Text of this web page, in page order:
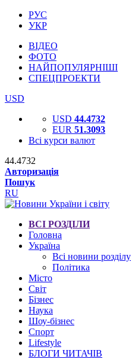
РУС
УКР
ВІДЕО
ФОТО
НАЙПОПУЛЯРНІШІ
СПЕЦПРОЕКТИ
USD
USD 44.4732
EUR 51.3093
Всі курси валют
44.4732
Авторизація
Пошук
RU
ВСІ РОЗДІЛИ
Головна
Україна
Всі новини розділу
Політика
Місто
Світ
Бізнес
Наука
Шоу-бізнес
Спорт
Lifestyle
БЛОГИ ЧИТАЧІВ